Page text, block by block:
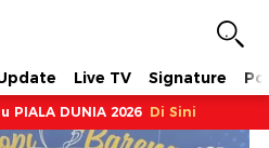
Live TV Signature
PIALA DUNIA 2026 Di Sini